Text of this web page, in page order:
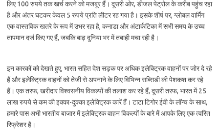
लिए 100 रुपये तक खर्च करने को मजबूर हैं। दूसरी ओर, डीजल पेट्रोल के करीब पहुंच रहा
है और अंतर घटकर केवल 5 रुपये प्रति लीटर रह गया है। इसके शीर्ष पर, ग्लोबल वार्मिंग
एक वास्तविक खतरे के रूप में उभर रहा है, कनाडा और अंटार्कटिका में सभी समय के उच्च
तापमान दर्ज किए गए हैं, जबकि बाढ़ दुनिया भर में तबाही मचा रही है।
इन कारकों को देखते हुए, भारत सहित देश सड़क पर अधिक इलेक्ट्रिक वाहनों पर जोर दे रहे
हैं और इलेक्ट्रिक वाहनों को तेजी से अपनाने के लिए विभिन्न सब्सिडी की पेशकश कर रहे
हैं। एक तरफ, खरीदार विश्वसनीय विकल्पों की तलाश कर रहे हैं, दूसरी तरफ, भारत में 25
लाख रुपये से कम की इक्का-दुक्का इलेक्ट्रिक कारें हैं। टाटा टिगोर ईवी के लॉन्च के साथ,
हमारे पास अभी भारतीय बाजार में इलेक्ट्रिक वाहन विकल्पों के बारे में आपके लिए एक त्वरित
रिफ्रेशर है।